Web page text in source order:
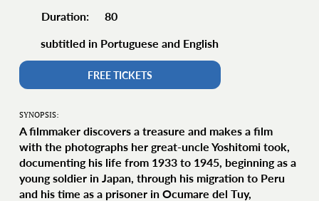
Duration:
80
subtitled in Portuguese and English
FREE TICKETS
SYNOPSIS:
A filmmaker discovers a treasure and makes a film
with the photographs her great-uncle Yoshitomi took,
documenting his life from 1933 to 1945, beginning as a
young soldier in Japan, through his migration to Peru
and his time as a prisoner in Ocumare del Tuy,